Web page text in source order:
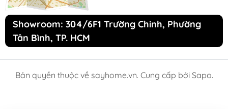
Showroom: 304/6F1 Trường Chinh, Phường
Tân Bình, TP. HCM
Bản quyền thuộc về sayhome.vn. Cung cấp bởi Sapo.